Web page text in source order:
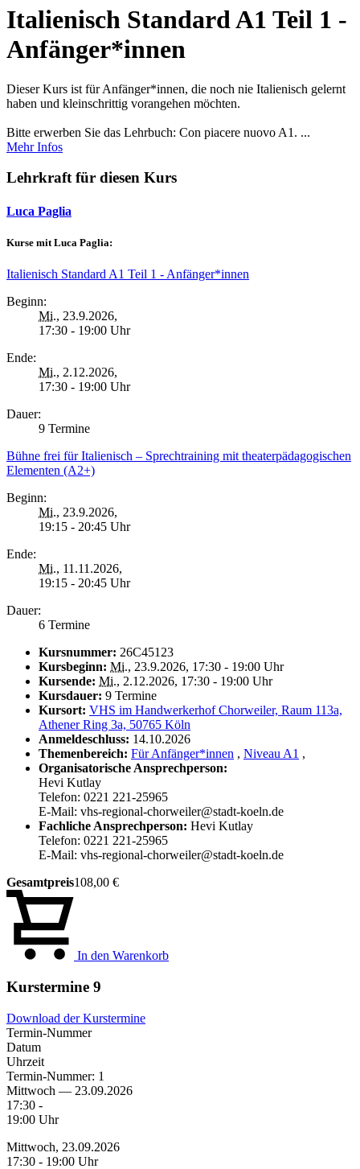
Italienisch Standard A1 Teil 1 -
Anfänger*innen
Dieser Kurs ist für Anfänger*innen, die noch nie Italienisch gelernt
haben und kleinschrittig vorangehen möchten.
Bitte erwerben Sie das Lehrbuch: Con piacere nuovo A1. ...
Mehr Infos
Lehrkraft für diesen Kurs
Luca Paglia
Kurse mit Luca Paglia:
Italienisch Standard A1 Teil 1 - Anfänger*innen
Beginn:
Mi., 23.9.2026,
17:30 - 19:00 Uhr
Ende:
Mi., 2.12.2026,
17:30 - 19:00 Uhr
Dauer:
9 Termine
Bühne frei für Italienisch – Sprechtraining mit theaterpädagogischen
Elementen (A2+)
Beginn:
Mi., 23.9.2026,
19:15 - 20:45 Uhr
Ende:
Mi., 11.11.2026,
19:15 - 20:45 Uhr
Dauer:
6 Termine
Kursnummer: 26C45123
Kursbeginn: Mi., 23.9.2026, 17:30 - 19:00 Uhr
Kursende: Mi., 2.12.2026, 17:30 - 19:00 Uhr
Kursdauer: 9 Termine
Kursort: VHS im Handwerkerhof Chorweiler, Raum 113a,
Athener Ring 3a, 50765 Köln
Anmeldeschluss: 14.10.2026
Themenbereich: Für Anfänger*innen , Niveau A1 ,
Organisatorische Ansprechperson:
Hevi Kutlay
Telefon: 0221 221-25965
E-Mail: vhs-regional-chorweiler@stadt-koeln.de
Fachliche Ansprechperson: Hevi Kutlay
Telefon: 0221 221-25965
E-Mail: vhs-regional-chorweiler@stadt-koeln.de
Gesamtpreis108,00 €
In den Warenkorb
Kurstermine 9
Download der Kurstermine
Termin-Nummer
Datum
Uhrzeit
Termin-Nummer: 1
Mittwoch — 23.09.2026
17:30 -
19:00 Uhr
Mittwoch, 23.09.2026
17:30 - 19:00 Uhr